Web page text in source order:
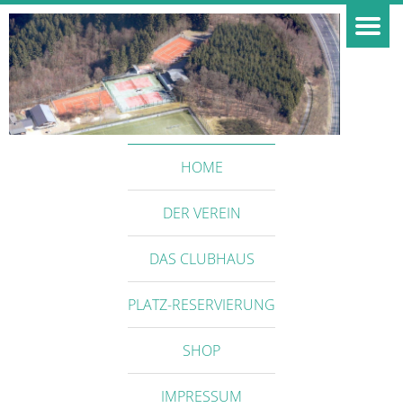
HOME
DER VEREIN
DAS CLUBHAUS
PLATZ-RESERVIERUNG
SHOP
IMPRESSUM